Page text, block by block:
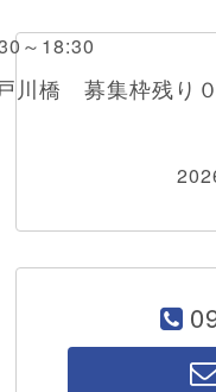
～18:30
橋 募集枠残り